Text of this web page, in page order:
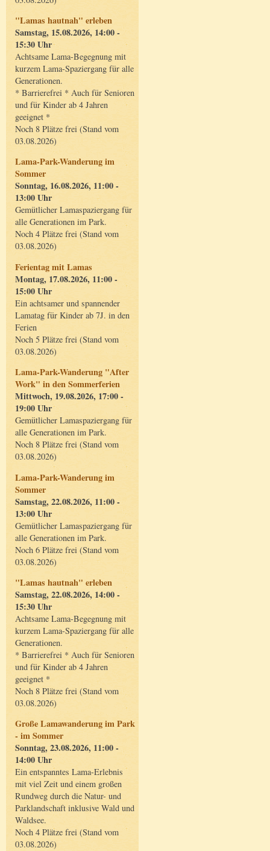
"Lamas hautnah" erleben
Samstag, 15.08.2026, 14:00 -
15:30 Uhr
Achtsame Lama-Begegnung mit
kurzem Lama-Spaziergang für alle
Generationen.
* Barrierefrei * Auch für Senioren
und für Kinder ab 4 Jahren
geeignet *
Noch 8 Plätze frei (Stand vom
03.08.2026)
Lama-Park-Wanderung im
Sommer
Sonntag, 16.08.2026, 11:00 -
13:00 Uhr
Gemütlicher Lamaspaziergang für
alle Generationen im Park.
Noch 4 Plätze frei (Stand vom
03.08.2026)
Ferientag mit Lamas
Montag, 17.08.2026, 11:00 -
15:00 Uhr
Ein achtsamer und spannender
Lamatag für Kinder ab 7J. in den
Ferien
Noch 5 Plätze frei (Stand vom
03.08.2026)
Lama-Park-Wanderung "After
Work" in den Sommerferien
Mittwoch, 19.08.2026, 17:00 -
19:00 Uhr
Gemütlicher Lamaspaziergang für
alle Generationen im Park.
Noch 8 Plätze frei (Stand vom
03.08.2026)
Lama-Park-Wanderung im
Sommer
Samstag, 22.08.2026, 11:00 -
13:00 Uhr
Gemütlicher Lamaspaziergang für
alle Generationen im Park.
Noch 6 Plätze frei (Stand vom
03.08.2026)
"Lamas hautnah" erleben
Samstag, 22.08.2026, 14:00 -
15:30 Uhr
Achtsame Lama-Begegnung mit
kurzem Lama-Spaziergang für alle
Generationen.
* Barrierefrei * Auch für Senioren
und für Kinder ab 4 Jahren
geeignet *
Noch 8 Plätze frei (Stand vom
03.08.2026)
Große Lamawanderung im Park
- im Sommer
Sonntag, 23.08.2026, 11:00 -
14:00 Uhr
Ein entspanntes Lama-Erlebnis
mit viel Zeit und einem großen
Rundweg durch die Natur- und
Parklandschaft inklusive Wald und
Waldsee.
Noch 4 Plätze frei (Stand vom
03.08.2026)